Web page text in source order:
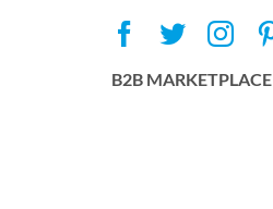
B2B MARKETPLACE